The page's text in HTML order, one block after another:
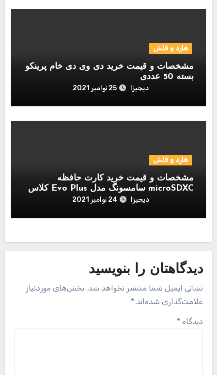
هارد و فلش
مشخصات و قیمت خرید دی وی دی خام پرینکو
بسته 50 عددی
دیجیزا 25 نوامبر 2021
هارد و فلش
مشخصات و قیمت خرید کارت حافظه
microSDXC سامسونگ مدل Evo Plus کلاس
دیجیزا 24 نوامبر 2021
دیدگاهتان را بنویسید
نشانی ایمیل شما منتشر نخواهد شد. بخش‌های موردنیاز
علامت‌گذاری شده‌اند *
دیدگاه *